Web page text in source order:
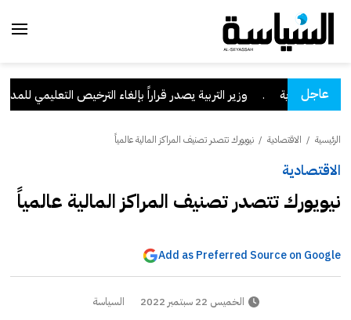
عاجل
السعودية وزير التربية يصدر قراراً بإلغاء الترخيص التعليمي
الرئيسية / الاقتصادية / نيويورك تتصدر تصنيف المراكز المالية عالمياً
الاقتصادية
نيويورك تتصدر تصنيف المراكز المالية عالمياً
Add as Preferred Source on Google
الخميس 22 سبتمبر 2022 السياسة